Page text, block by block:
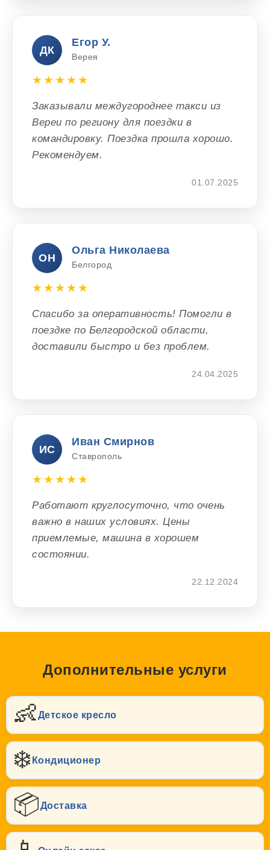
ДК
Егор У.
Верея
★★★★★
Заказывали междугороднее такси из
Вереи по региону для поездки в
командировку. Поездка прошла хорошо.
Рекомендуем.
01.07.2025
ОН
Ольга Николаева
Белгород
★★★★★
Спасибо за оперативность! Помогли в
поездке по Белгородской области,
доставили быстро и без проблем.
24.04.2025
ИС
Иван Смирнов
Ставрополь
★★★★★
Работают круглосуточно, что очень
важно в наших условиях. Цены
приемлемые, машина в хорошем
состоянии.
22.12.2024
Дополнительные услуги
👶Детское кресло
❄️ Кондиционер
📦Доставка